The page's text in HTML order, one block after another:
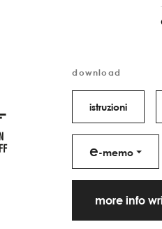
download
istruzioni
e-memo
more info